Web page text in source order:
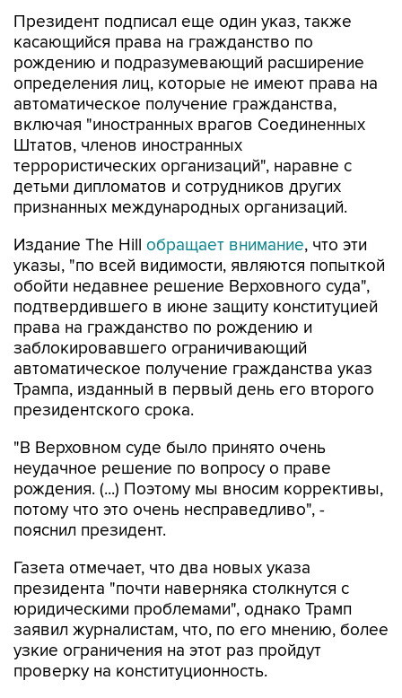
Президент подписал еще один указ, также
касающийся права на гражданство по
рождению и подразумевающий расширение
определения лиц, которые не имеют права на
автоматическое получение гражданства,
включая "иностранных врагов Соединенных
Штатов, членов иностранных
террористических организаций", наравне с
детьми дипломатов и сотрудников других
признанных международных организаций.
Издание The Hill обращает внимание, что эти
указы, "по всей видимости, являются попыткой
обойти недавнее решение Верховного суда",
подтвердившего в июне защиту конституцией
права на гражданство по рождению и
заблокировавшего ограничивающий
автоматическое получение гражданства указ
Трампа, изданный в первый день его второго
президентского срока.
"В Верховном суде было принято очень
неудачное решение по вопросу о праве
рождения. (...) Поэтому мы вносим коррективы,
потому что это очень несправедливо", -
пояснил президент.
Газета отмечает, что два новых указа
президента "почти наверняка столкнутся с
юридическими проблемами", однако Трамп
заявил журналистам, что, по его мнению, более
узкие ограничения на этот раз пройдут
проверку на конституционность.